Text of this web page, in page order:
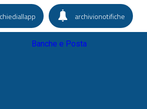
chiediallapp archivionotifiche
Banche e Posta